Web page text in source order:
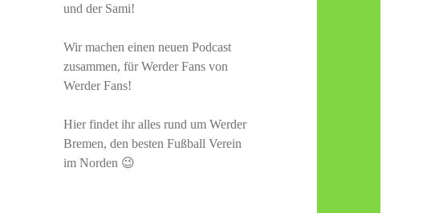
und der Sami!
Wir machen einen neuen Podcast
zusammen, für Werder Fans von
Werder Fans!
Hier findet ihr alles rund um Werder
Bremen, den besten Fußball Verein
im Norden 😉